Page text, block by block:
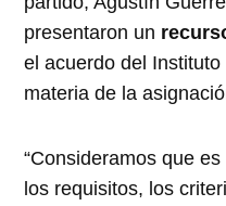
presentaron un
el acuerdo del
materia de la
“Consideramos que es
los requisitos, los